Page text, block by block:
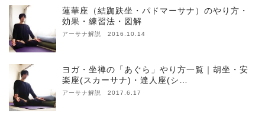
蓮華座（結跏趺坐・パドマーサナ）のやり方・
効果・練習法・図解
アーサナ解説 2016.10.14
ヨガ・坐禅の「あぐら」やり方一覧｜胡坐・安
楽座(スカーサナ)・達人座(シ…
アーサナ解説 2017.6.17